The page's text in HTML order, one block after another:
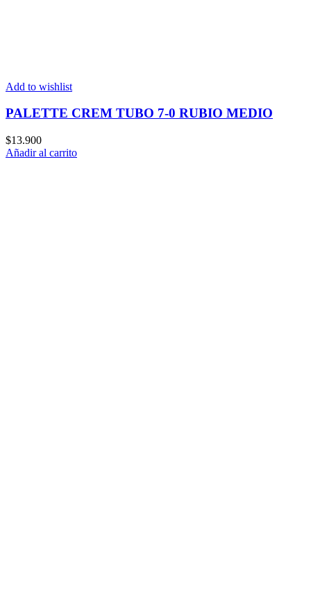
Add to wishlist
PALETTE CREM TUBO 7-0 RUBIO MEDIO
$13.900
Añadir al carrito